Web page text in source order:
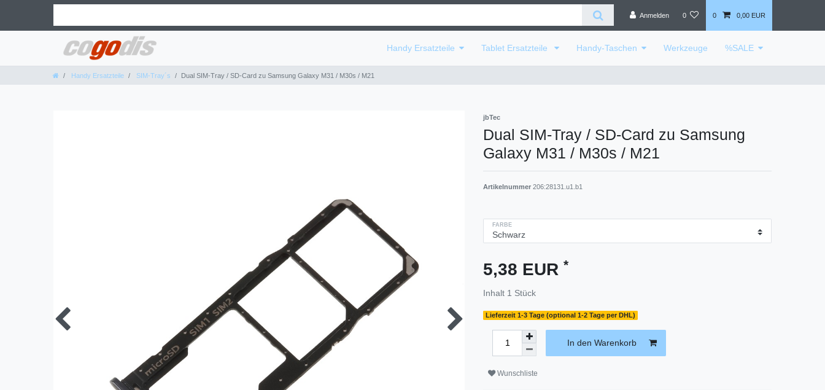
Anmelden 0 0 0,00 EUR
Handy Ersatzteile Tablet Ersatzteile Handy-Taschen Werkzeuge %SALE
Handy Ersatzteile SIM-Tray´s Dual SIM-Tray / SD-Card zu Samsung Galaxy M31 / M30s / M21
jbTec
Dual SIM-Tray / SD-Card zu Samsung
Galaxy M31 / M30s / M21
Artikelnummer 206:28131.u1.b1
FARBE
5,38 EUR *
Inhalt 1 Stück
Lieferzeit 1-3 Tage (optional 1-2 Tage per DHL)
In den Warenkorb
Wunschliste